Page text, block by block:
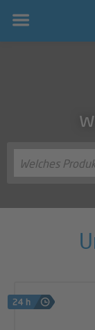
Welches
Sie